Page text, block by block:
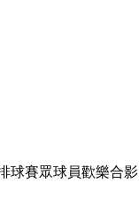
球賽眾球員歡樂合影